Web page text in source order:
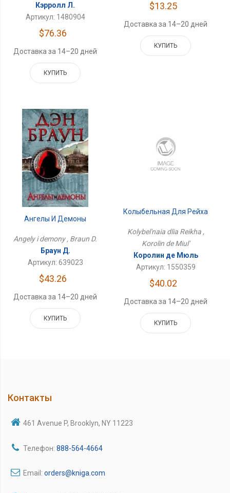
Кэрролл Л.
Артикул: 1480904
$76.36
Доставка за 14–20 дней
КУПИТЬ
$13.25
Доставка за 14–20 дней
КУПИТЬ
Ангелы И Демоны
Angely i demony , Braun D.
Браун Д.
Артикул: 639023
$43.26
Доставка за 14–20 дней
КУПИТЬ
Колыбельная Для Рейха
Kolybel'naia dlia Reikha ,
Korolin de Miul'
Королин де Мюль
Артикул: 1550359
$40.02
Доставка за 14–20 дней
КУПИТЬ
Контакты
461 Avenue P, Brooklyn, NY 11223
Телефон: 888-564-4664
Email: orders@kniga.com